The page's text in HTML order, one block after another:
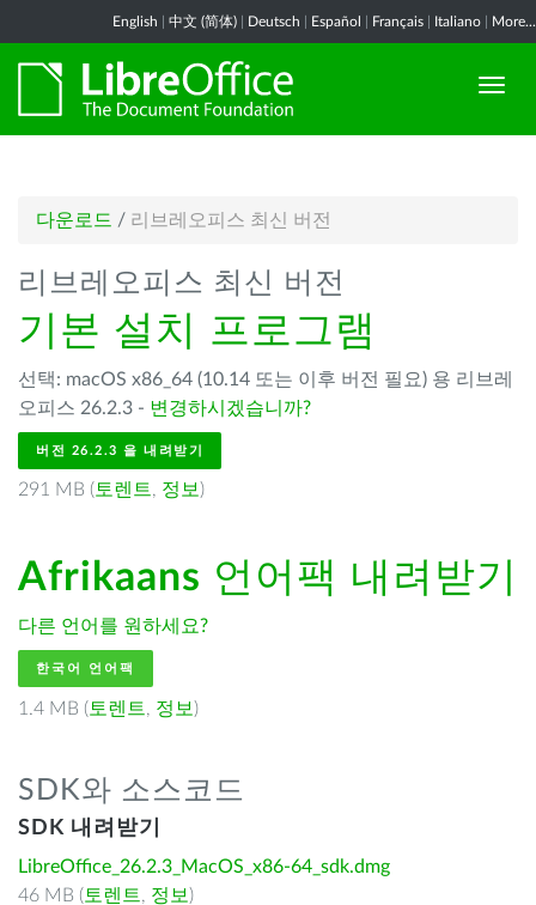
English 中文 (简体) Deutsch Español Français Italiano More...
다운로드 / 리브레오피스 최신 버전
리브레오피스 최신 버전
기본 설치 프로그램
선택: macOS x86_64 (10.14 또는 이후 버전 필요) 용 리브레
오피스 26.2.3 - 변경하시겠습니까?
버전 26.2.3 을 내려받기
291 MB ( 토렌트, 정보 )
Afrikaans 언어팩 내려받기
다른 언어를 원하세요?
한국어 언어팩
1.4 MB ( 토렌트, 정보 )
SDK와 소스코드
SDK 내려받기
LibreOffice_26.2.3_MacOS_x86-64_sdk.dmg
46 MB ( 토렌트, 정보 )